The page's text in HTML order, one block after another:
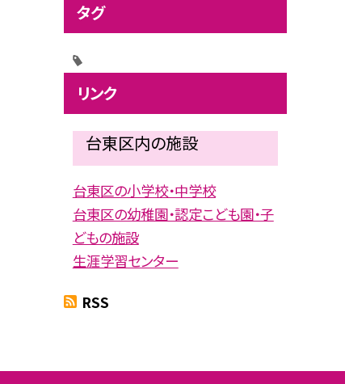
タグ
リンク
台東区内の施設
台東区の小学校・中学校
台東区の幼稚園・認定こども園・子
どもの施設
生涯学習センター
RSS